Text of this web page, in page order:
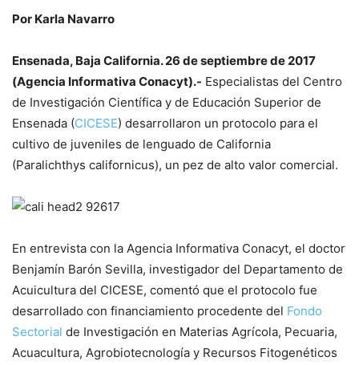
Por Karla Navarro
Ensenada, Baja California. 26 de septiembre de 2017
(Agencia Informativa Conacyt).- Especialistas del Centro
de Investigación Científica y de Educación Superior de
Ensenada (CICESE) desarrollaron un protocolo para el
cultivo de juveniles de lenguado de California
(Paralichthys californicus), un pez de alto valor comercial.
En entrevista con la Agencia Informativa Conacyt, el doctor
Benjamín Barón Sevilla, investigador del Departamento de
Acuicultura del CICESE, comentó que el protocolo fue
desarrollado con financiamiento procedente del Fondo
Sectorial de Investigación en Materias Agrícola, Pecuaria,
Acuacultura, Agrobiotecnología y Recursos Fitogenéticos